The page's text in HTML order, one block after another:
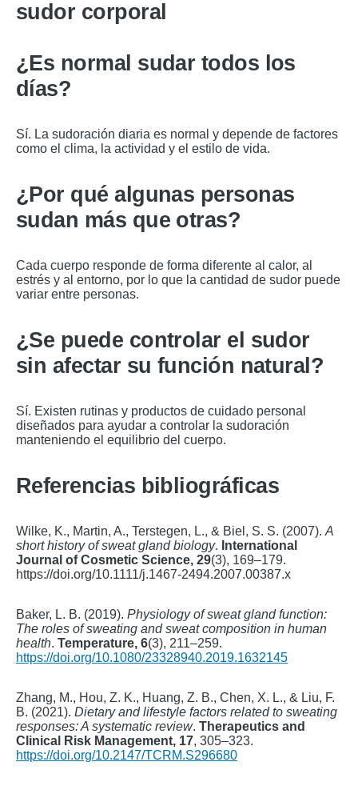
sudor corporal
¿Es normal sudar todos los
días?
Sí. La sudoración diaria es normal y depende de factores
como el clima, la actividad y el estilo de vida.
¿Por qué algunas personas
sudan más que otras?
Cada cuerpo responde de forma diferente al calor, al
estrés y al entorno, por lo que la cantidad de sudor puede
variar entre personas.
¿Se puede controlar el sudor
sin afectar su función natural?
Sí. Existen rutinas y productos de cuidado personal
diseñados para ayudar a controlar la sudoración
manteniendo el equilibrio del cuerpo.
Referencias bibliográficas
Wilke, K., Martin, A., Terstegen, L., & Biel, S. S. (2007). A
short history of sweat gland biology. International
Journal of Cosmetic Science, 29(3), 169–179.
https://doi.org/10.1111/j.1467-2494.2007.00387.x
Baker, L. B. (2019). Physiology of sweat gland function:
The roles of sweating and sweat composition in human
health. Temperature, 6(3), 211–259.
https://doi.org/10.1080/23328940.2019.1632145
Zhang, M., Hou, Z. K., Huang, Z. B., Chen, X. L., & Liu, F.
B. (2021). Dietary and lifestyle factors related to sweating
responses: A systematic review. Therapeutics and
Clinical Risk Management, 17, 305–323.
https://doi.org/10.2147/TCRM.S296680